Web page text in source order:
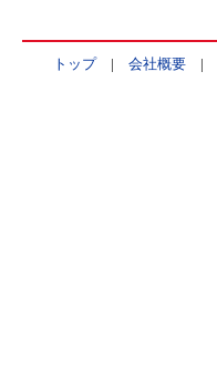
トップ| 会社概要|